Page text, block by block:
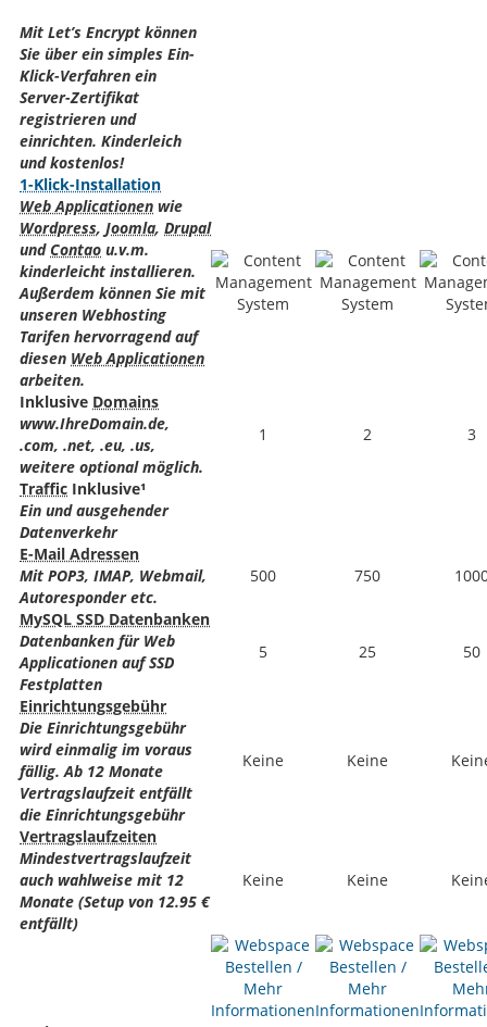
Mit Let’s Encrypt können
Sie über ein simples Ein-
Klick-Verfahren ein
Server-Zertifikat
registrieren und
einrichten. Kinderleich
und kostenlos!
1-Klick-Installation
Web Applicationen wie
Wordpress, Joomla, Drupal
und Contao u.v.m.
kinderleicht installieren.
Außerdem können Sie mit
unseren Webhosting
Tarifen hervorragend auf
diesen Web Applicationen
arbeiten.
Inklusive Domains
www.IhreDomain.de,
.com, .net, .eu, .us,
weitere optional möglich.
1 2 3
Traffic Inklusive¹
Ein und ausgehender
Datenverkehr
E-Mail Adressen
Mit POP3, IMAP, Webmail,
Autoresponder etc.
500 750
MySQL SSD Datenbanken
Datenbanken für Web
Applicationen auf SSD
Festplatten
5 25 50
Einrichtungsgebühr
Die Einrichtungsgebühr
wird einmalig im voraus
fällig. Ab 12 Monate
Vertragslaufzeit entfällt
die Einrichtungsgebühr
Keine Keine
Vertragslaufzeiten
Mindestvertragslaufzeit
auch wahlweise mit 12
Monate (Setup von 12.95 €
entfällt)
Keine Keine